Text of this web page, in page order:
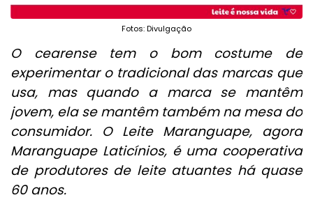
Fotos: Divulgação
O cearense tem o bom costume de
experimentar o tradicional das marcas que
usa, mas quando a marca se mantêm
jovem, ela se mantêm também na mesa do
consumidor. O Leite Maranguape, agora
Maranguape Laticínios, é uma cooperativa
de produtores de leite atuantes há quase
60 anos.